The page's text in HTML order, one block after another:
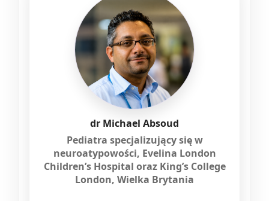
dr Michael Absoud
Pediatra specjalizujący się w
neuroatypowości, Evelina London
Children’s Hospital oraz King’s College
London, Wielka Brytania